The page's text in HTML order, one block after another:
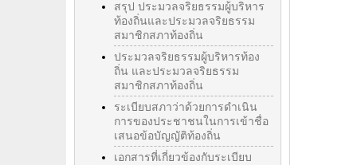
สรุป ประมวลจริยธรรมผู้บริหาร
ท้องถิ่นและประมวลจริยธรรม
สมาชิกสภาท้องถิ่น
ประมวลจริยธรรมผู้บริหารท้อง
ถิ่น และประมวลจริยธรรม
สมาชิกสภาท้องถิ่น
ระเบียบสภาว่าด้วยการดำเนิน
การของประชาชนในการเข้าชื่อ
เสนอข้อบัญญัติท้องถิ่น
เอกสารที่เกี่ยวข้องกับระเบียบ